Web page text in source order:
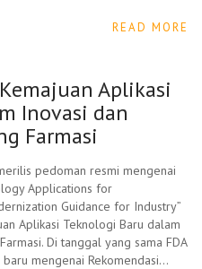
READ MORE
Aplikasi
Inovasi dan
Farmasi
pedoman resmi mengenai
Applications for
Guidance for Industry”
Aplikasi Teknologi Baru dalam
Di tanggal yang sama FDA
mengenai Rekomendasi…